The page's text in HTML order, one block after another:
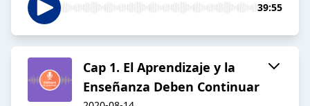
39:55
Cap 1. El Aprendizaje y la
Enseñanza Deben Continuar